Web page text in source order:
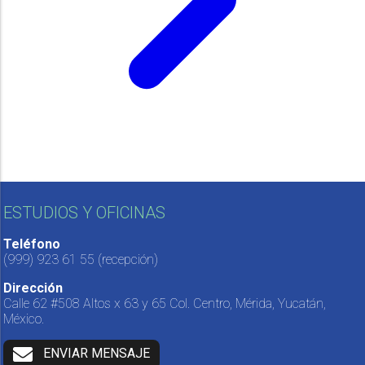
ESTUDIOS Y OFICINAS
Teléfono
(999) 923 61 55 (recepción)
Dirección
Calle 62 #508 Altos x 63 y 65 Col. Centro, Mérida, Yucatán,
México.
ENVIAR MENSAJE